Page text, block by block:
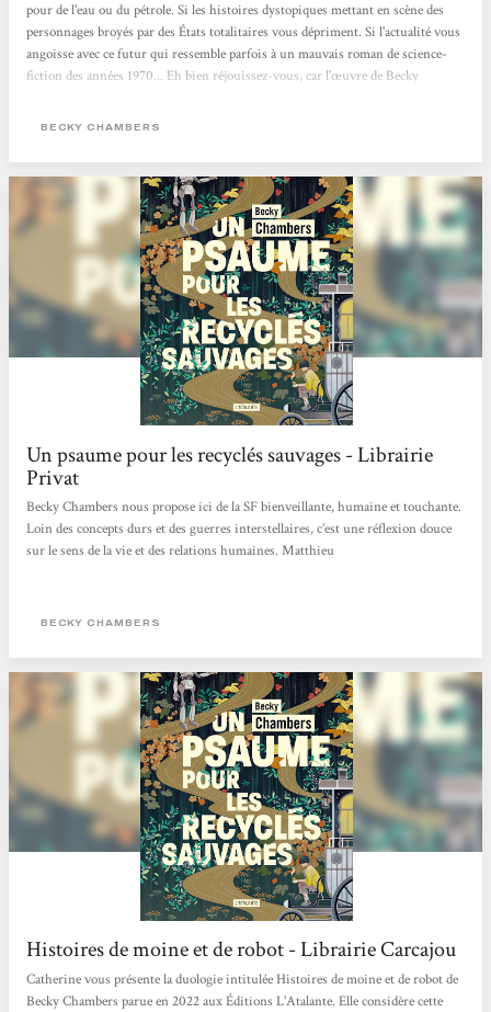
pour de l'eau ou du pétrole. Si les histoires dystopiques mettant en scène des
personnages broyés par des États totalitaires vous dépriment. Si l'actualité vous
angoisse avec ce futur qui ressemble parfois à un mauvais roman de science-
fiction des années 1970... Eh bien réjouissez-vous, car l'œuvre de Becky
engouement. Chez elle, pas de zombies comme dans The Walking Dead, ni
BECKY CHAMBERS
Un psaume pour les recyclés sauvages - Librairie
Privat
Becky Chambers nous propose ici de la SF bienveillante, humaine et touchante.
Loin des concepts durs et des guerres interstellaires, c’est une réflexion douce
sur le sens de la vie et des relations humaines. Matthieu
BECKY CHAMBERS
Histoires de moine et de robot - Librairie Carcajou
Catherine vous présente la duologie intitulée Histoires de moine et de robot de
Becky Chambers parue en 2022 aux Éditions L'Atalante. Elle considère cette